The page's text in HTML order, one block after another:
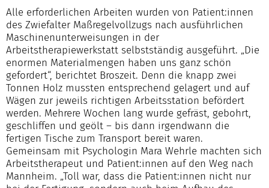
Alle erforderlichen Arbeiten wurden von Patient:innen
des Zwiefalter Maßregelvollzugs nach ausführlichen
Maschinenunterweisungen in der
Arbeitstherapiewerkstatt selbstständig ausgeführt. „Die
enormen Materialmengen haben uns ganz schön
gefordert“, berichtet Broszeit. Denn die knapp zwei
Tonnen Holz mussten entsprechend gelagert und auf
Wägen zur jeweils richtigen Arbeitsstation befördert
werden. Mehrere Wochen lang wurde gefräst, gebohrt,
geschliffen und geölt – bis dann irgendwann die
fertigen Tische zum Transport bereit waren.
Gemeinsam mit Psychologin Mara Wehrle machten sich
Arbeitstherapeut und Patient:innen auf den Weg nach
Mannheim. „Toll war, dass die Patient:innen nicht nur